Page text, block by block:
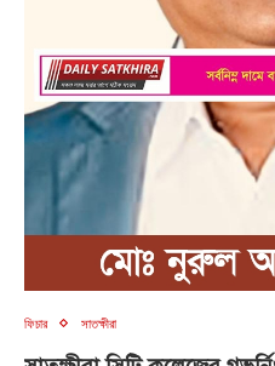
ফিচার সাতক্ষীরা